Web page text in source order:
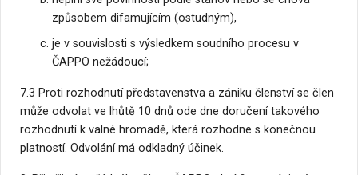
způsobem difamujícím (ostudným),
je v souvislosti s výsledkem soudního procesu v
ČAPPO nežádoucí;
7.3 Proti rozhodnutí představenstva a zániku členství se člen
může odvolat ve lhůtě 10 dnů ode dne doručení takového
rozhodnutí k valné hromadě, která rozhodne s konečnou
platností. Odvolání má odkladný účinek.